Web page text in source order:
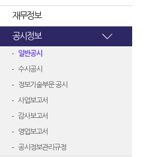
재무정보
공시정보
일반공시
수시공시
정보기술부문 공시
사업보고서
감사보고서
영업보고서
공시정보관리규정